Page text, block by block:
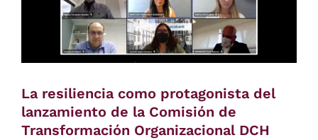
Activities and initiatives
Communication
Contact
La resiliencia como protagonista del
lanzamiento de la Comisión de
Transformación Organizacional DCH